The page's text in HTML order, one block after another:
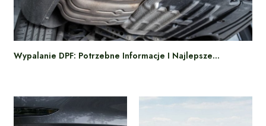
Wypalanie DPF: Potrzebne Informacje I Najlepsze…